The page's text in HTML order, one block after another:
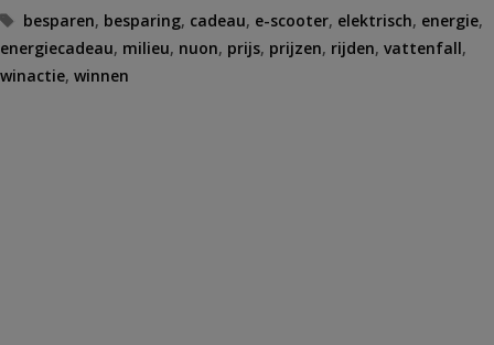
Tags
besparen, besparing, cadeau, e-scooter, elektrisch, energie,
energiecadeau, milieu, nuon, prijs, prijzen, rijden, vattenfall,
winactie, winnen